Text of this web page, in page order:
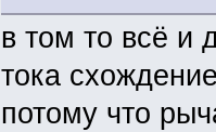
в том то всё и
тока
потому что